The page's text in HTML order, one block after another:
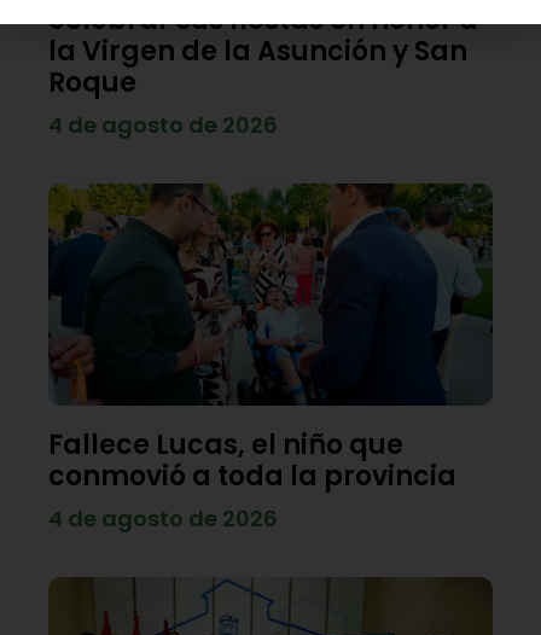
celebrar sus fiestas en honor a
la Virgen de la Asunción y San
Roque
4 de agosto de 2026
Fallece Lucas, el niño que
conmovió a toda la provincia
4 de agosto de 2026